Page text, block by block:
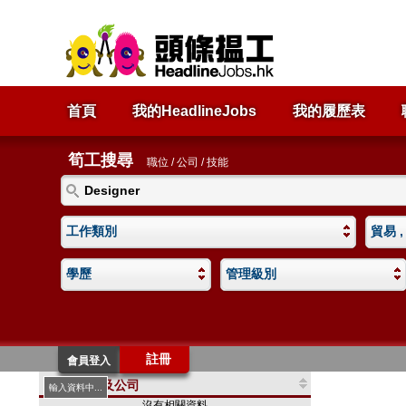
首頁 我的HeadlineJobs 我的履歷表
筍工搜尋 職位 / 公司 / 技能
工作類別 貿易
學歷 管理級別
會員登入 註冊
Assistant Designer (Ref# 068204)